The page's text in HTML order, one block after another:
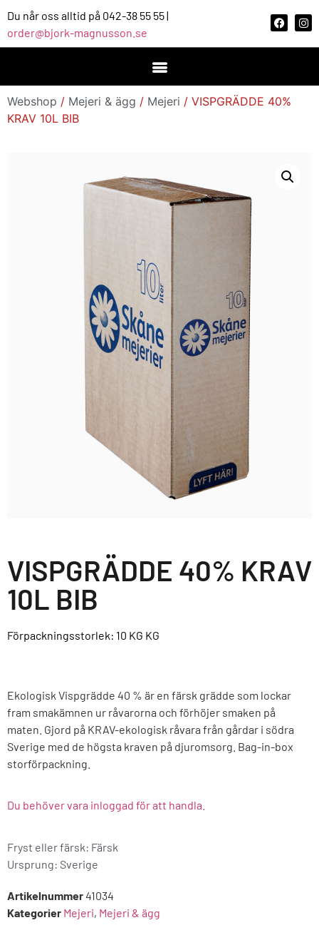
Du når oss alltid på 042-38 55 55 |
order@bjork-magnusson.se
Webshop / Mejeri & ägg / Mejeri / VISPGRÄDDE 40%
KRAV 10L BIB
VISPGRÄDDE 40% KRAV
10L BIB
Förpackningsstorlek: 10 KG KG
Ekologisk Vispgrädde 40 % är en färsk grädde som lockar
fram smakämnen ur råvarorna och förhöjer smaken på
maten. Gjord på KRAV-ekologisk råvara från gårdar i södra
Sverige med de högsta kraven på djuromsorg. Bag-in-box
storförpackning.
Du behöver vara inloggad för att handla.
Fryst eller färsk: Färsk
Ursprung: Sverige
Artikelnummer41034
Kategorier Mejeri, Mejeri & ägg